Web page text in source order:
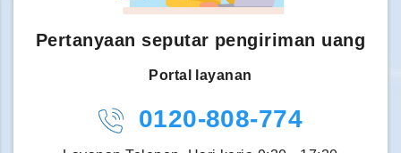
Pertanyaan seputar pengiriman uang
Portal layanan
0120-808-774